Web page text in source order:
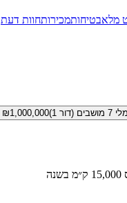
מלאבטיחותמכירותחוות דעת
₪1,000,000